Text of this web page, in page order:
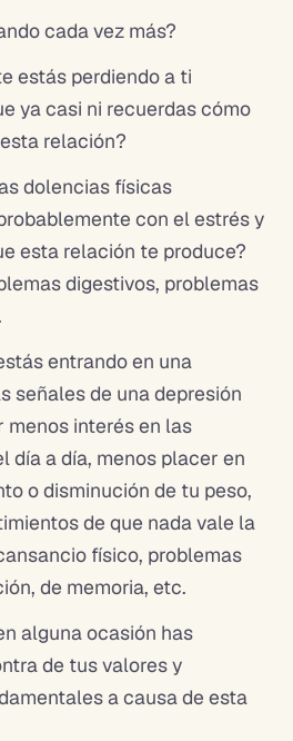
cada vez más?
estás perdiendo a ti
ya casi ni recuerdas cómo
relación?
dolencias físicas
con el estrés y
esta relación te produce?
digestivos, problemas
entrando en una
señales de una depresión
interés en las
día a día, menos placer en
o disminución de tu peso,
de que nada vale la
físico, problemas
de memoria, etc.
alguna ocasión has
de tus valores y
a causa de esta